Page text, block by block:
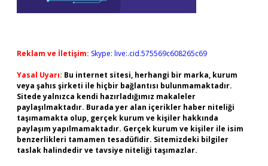
Reklam ve İletişim: Skype: live:.cid.575569c608265c69
Yasal Uyarı: Bu internet sitesi, herhangi bir marka, kurum
veya şahıs şirketi ile hiçbir bağlantısı bulunmamaktadır.
Sitede yalnızca kendi hazırladığımız makaleler
paylaşılmaktadır. Burada yer alan içerikler haber niteliği
taşımamakta olup, gerçek kurum ve kişiler hakkında
paylaşım yapılmamaktadır. Gerçek kurum ve kişiler ile isim
benzerlikleri tamamen tesadüfidir. Sitemizdeki bilgiler
taslak halindedir ve tavsiye niteliği taşımazlar.